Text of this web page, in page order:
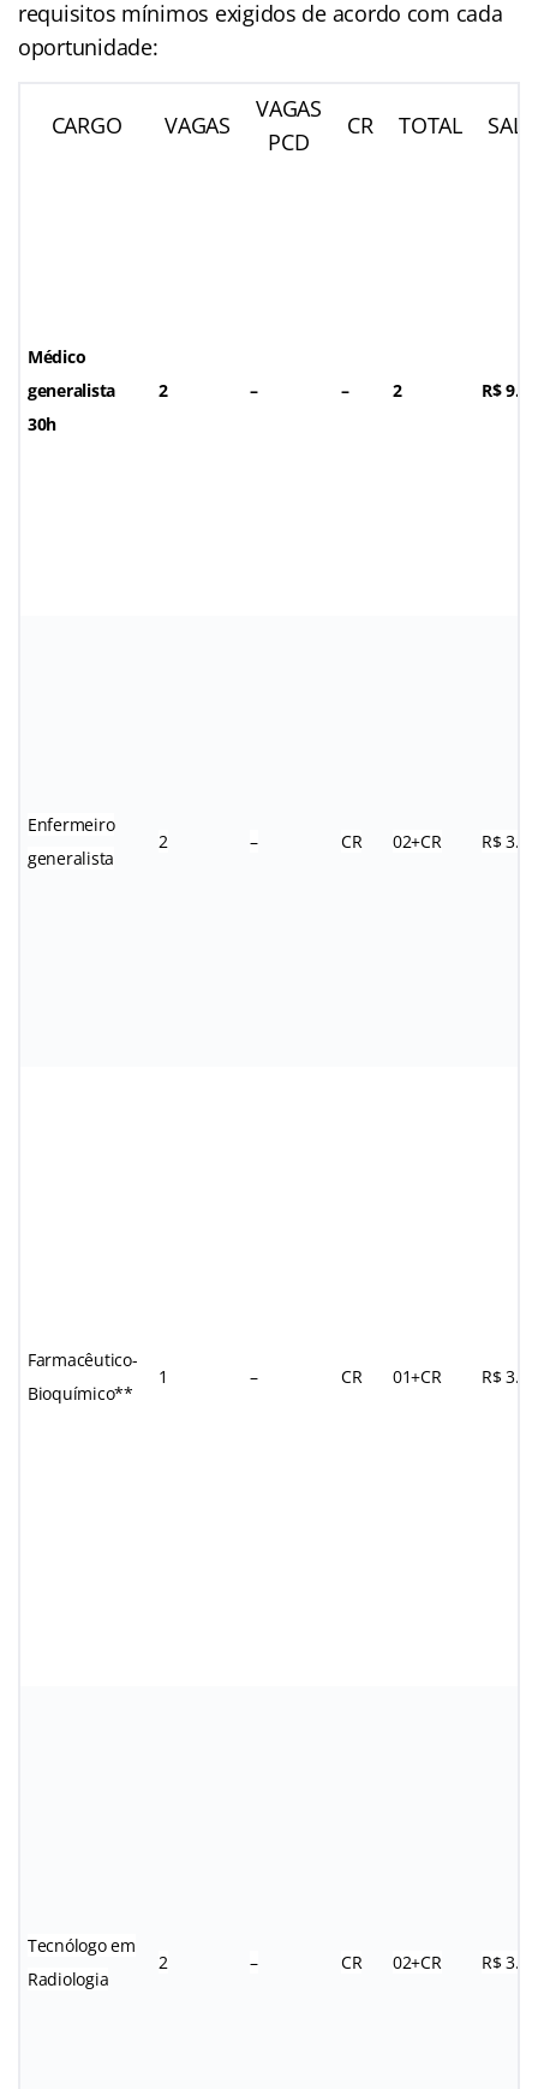
requisitos mínimos exigidos de acordo com cada
oportunidade:
CARGO VAGAS
VAGAS
PCD
CR TOTAL
Médico
generalista
30h
2 – – 2 R$
Enfermeiro
generalista
2 – CR 02+CR R$
Farmacêutico-
Bioquímico**
1 – CR 01+CR R$
Tecnólogo em
Radiologia
2 – CR 02+CR R$